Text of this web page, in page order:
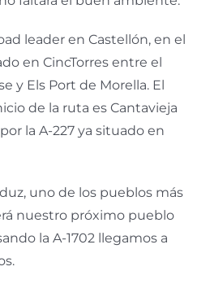
leader en Castellón, en el
en CincTorres entre el
y Els Port de Morella. El
de la ruta es Cantavieja
la A-227 ya situado en
uno de los pueblos más
nuestro próximo pueblo
la A-1702 llegamos a